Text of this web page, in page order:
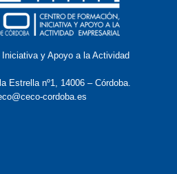
y Apoyo a la Actividad
Estrella nº1, 14006 – Córdoba.
cordoba.es